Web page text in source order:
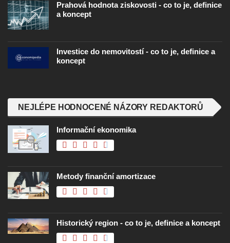
Prahová hodnota ziskovosti - co to je, definice
a koncept
Investice do nemovitostí - co to je, definice a
koncept
NEJLÉPE HODNOCENÉ NÁZORY REDAKTORŮ
Informační ekonomika
Metody finanční amortizace
Historický region - co to je, definice a koncept